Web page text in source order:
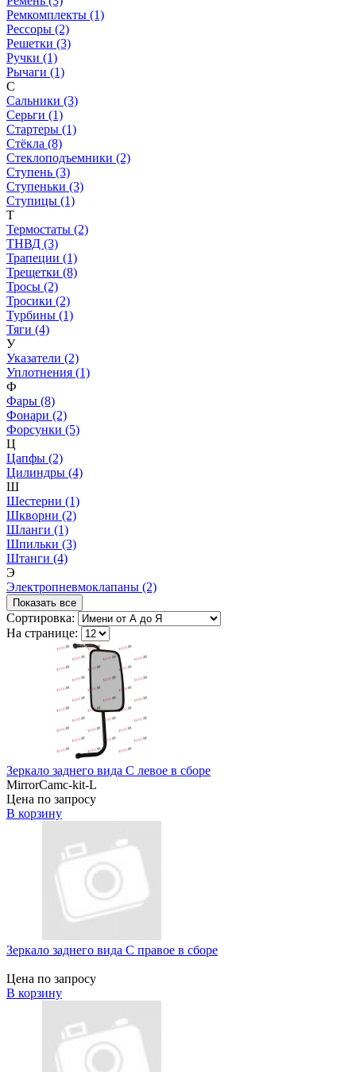
Ремкомплекты (1)
Рессоры (2)
Решетки (3)
Ручки (1)
Рычаги (1)
С
Сальники (3)
Серьги (1)
Стартеры (1)
Стёкла (8)
Стеклоподъемники (2)
Ступень (3)
Ступеньки (3)
Ступицы (1)
Т
Термостаты (2)
ТНВД (3)
Трапеции (1)
Трещетки (8)
Тросы (2)
Тросики (2)
Турбины (1)
Тяги (4)
У
Указатели (2)
Уплотнения (1)
Ф
Фары (8)
Фонари (2)
Форсунки (5)
Ц
Цапфы (2)
Цилиндры (4)
Ш
Шестерни (1)
Шкворни (2)
Шланги (1)
Шпильки (3)
Штанги (4)
Э
Электропневмоклапаны (2)
Показать все
Сортировка:
На странице:
Зеркало заднего вида C левое в сборе
MirrorCamc-kit-L
Цена по запросу
В корзину
Зеркало заднего вида C правое в сборе
Цена по запросу
В корзину